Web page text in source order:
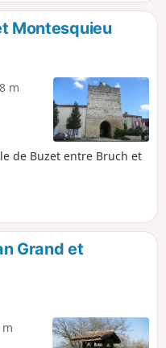
Montesquieu
m
de Buzet entre Bruch et
Grand et